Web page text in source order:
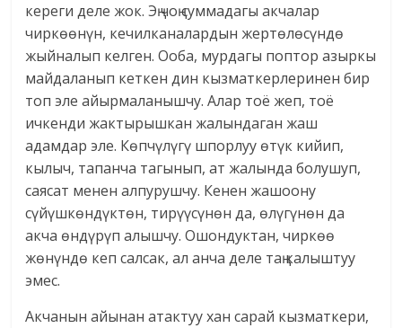
кереги деле жок. Эң чоң суммадагы акчалар
чиркөөнүн, кечилканалардын жертөлөсүндө
жыйналып келген. Ооба, мурдагы поптор азыркы
майдаланып кеткен дин кызматкерлеринен бир
топ эле айырмаланышчу. Алар тоё жеп, тоё
ичкенди жактырышкан жалындаган жаш
адамдар эле. Көпчүлүгү шпорлуу өтүк кийип,
кылыч, тапанча тагынып, ат жалында болушуп,
саясат менен алпурушчу. Кенен жашоону
сүйүшкөндүктөн, тирүүсүнөн да, өлүгүнөн да
акча өндүрүп алышчу. Ошондуктан, чиркөө
жөнүндө кеп салсак, ал анча деле таң калыштуу
эмес.
Акчанын айынан атактуу хан сарай кызматкери,